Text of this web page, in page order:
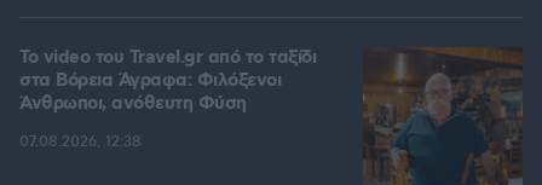
To video του Travel.gr από το ταξίδι
στα Βόρεια Άγραφα: Φιλόξενοι
Άνθρωποι, ανόθευτη Φύση
07.08.2026, 12:38